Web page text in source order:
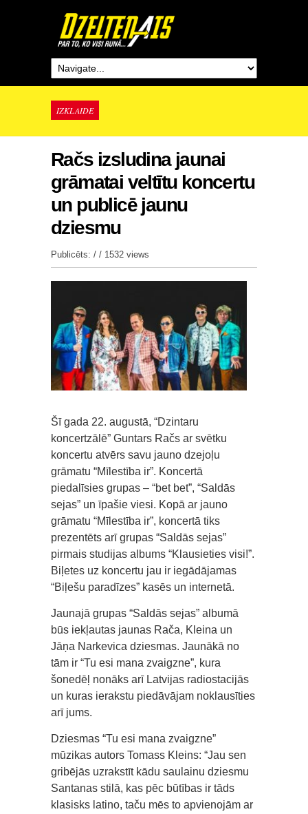
IZKLAIDE
Račs izsludina jaunai
grāmatai veltītu koncertu
un publicē jaunu
dziesmu
Publicēts: / / 1532 views
Šī gada 22. augustā, “Dzintaru
koncertzālē” Guntars Račs ar svētku
koncertu atvērs savu jauno dzejoļu
grāmatu “Mīlestība ir”. Koncertā
piedalīsies grupas – “bet bet”, “Saldās
sejas” un īpašie viesi. Kopā ar jauno
grāmatu “Mīlestība ir”, koncertā tiks
prezentēts arī grupas “Saldās sejas”
pirmais studijas albums “Klausieties visi!”.
Biļetes uz koncertu jau ir iegādājamas
“Biļešu paradīzes” kasēs un internetā.
Jaunajā grupas “Saldās sejas” albumā
būs iekļautas jaunas Rača, Kleina un
Jāņa Narkevica dziesmas. Jaunākā no
tām ir “Tu esi mana zvaigzne”, kura
šonedēļ nonāks arī Latvijas radiostacijās
un kuras ierakstu piedāvājam noklausīties
arī jums.
Dziesmas “Tu esi mana zvaigzne”
mūzikas autors Tomass Kleins: “Jau sen
gribējās uzrakstīt kādu saulainu dziesmu
Santanas stilā, kas pēc būtības ir tāds
klasisks latino, taču mēs to apvienojām ar